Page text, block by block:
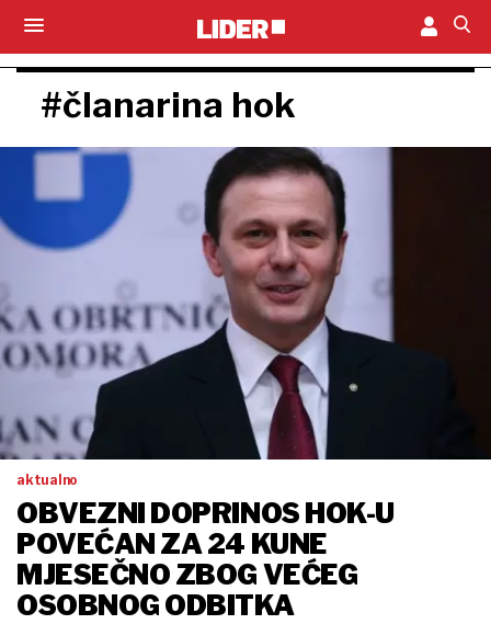
#članarina hok
aktualno
OBVEZNI DOPRINOS HOK-U
POVEĆAN ZA 24 KUNE
MJESEČNO ZBOG VEĆEG
OSOBNOG ODBITKA